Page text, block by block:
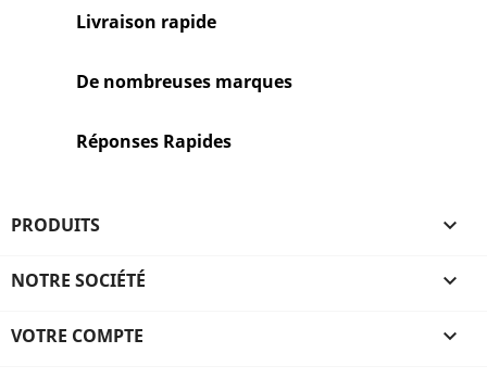
Livraison rapide
De nombreuses marques
Réponses Rapides
PRODUITS 
NOTRE SOCIÉTÉ 
VOTRE COMPTE 